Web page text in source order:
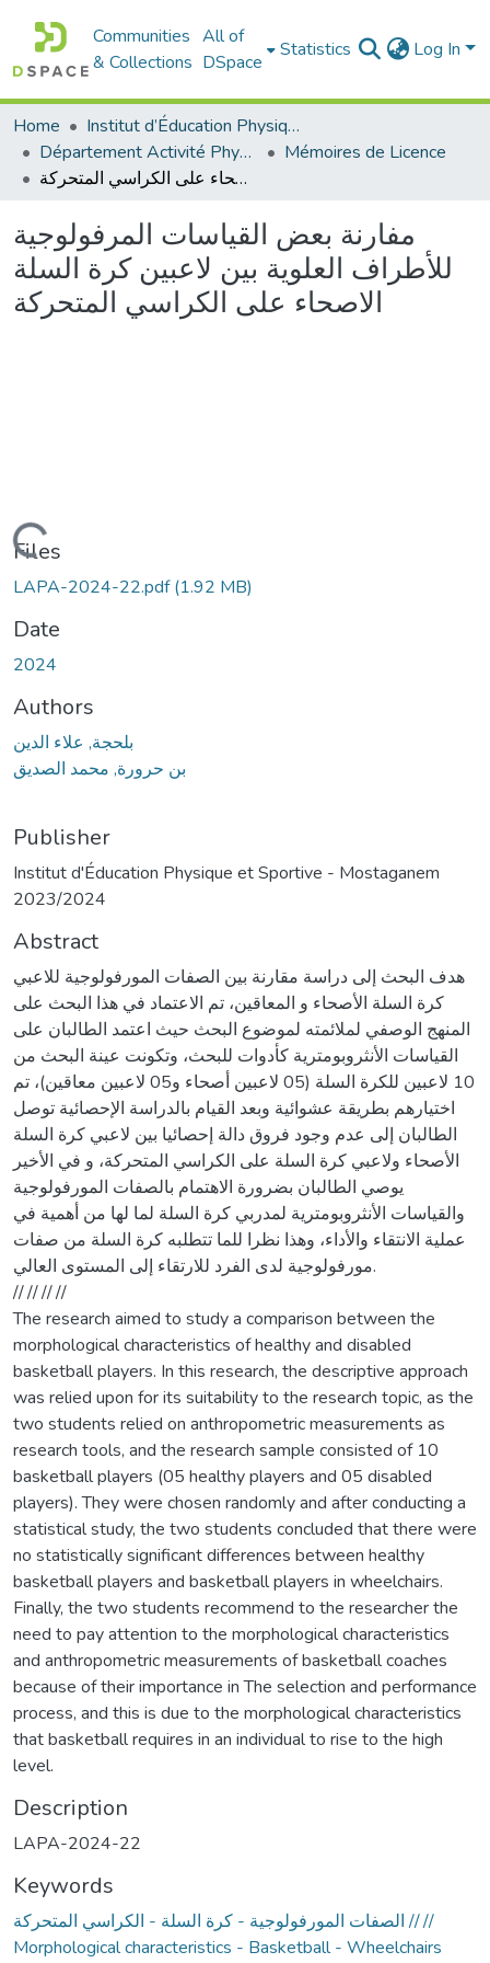
Communities
& Collections
All of
DSpace
Statistics Log In
Home
Institut d’Éducation Physique et Sportive
Département Activité Physique Adaptée (APA)
Mémoires de Licence
مفارنة بعض القياسات المرفولوجية للأطراف العلوية بين لاعبين كرة السلة الاصحاء على الكراسي المتحركة
مفارنة بعض القياسات المرفولوجية
للأطراف العلوية بين لاعبين كرة السلة
الاصحاء على الكراسي المتحركة
Loading...
Files
LAPA-2024-22.pdf(1.92 MB)
Date
2024
Authors
بلحجة, علاء الدين
بن حرورة, محمد الصديق
Publisher
Institut d'Éducation Physique et Sportive - Mostaganem
2023/2024
Abstract
هدف البحث إلى دراسة مقارنة بين الصفات المورفولوجية للاعبي
كرة السلة الأصحاء و المعاقين، تم الاعتماد في هذا البحث على
المنهج الوصفي لملائمته لموضوع البحث حيث اعتمد الطالبان على
القياسات الأنثروبومترية كأدوات للبحث، وتكونت عينة البحث من
10 لاعبين للكرة السلة (05 لاعبين أصحاء و05 لاعبين معاقين)، تم
اختيارهم بطريقة عشوائية وبعد القيام بالدراسة الإحصائية توصل
الطالبان إلى عدم وجود فروق دالة إحصائيا بين لاعبي كرة السلة
الأصحاء ولاعبي كرة السلة على الكراسي المتحركة، و في الأخير
يوصي الطالبان بضرورة الاهتمام بالصفات المورفولوجية
والقياسات الأنثروبومترية لمدربي كرة السلة لما لها من أهمية في
عملية الانتقاء والأداء، وهذا نظرا للما تتطلبه كرة السلة من صفات
مورفولوجية لدى الفرد للارتقاء إلى المستوى العالي.
// // // //
The research aimed to study a comparison between the
morphological characteristics of healthy and disabled
basketball players. In this research, the descriptive approach
was relied upon for its suitability to the research topic, as the
two students relied on anthropometric measurements as
research tools, and the research sample consisted of 10
basketball players (05 healthy players and 05 disabled
players). They were chosen randomly and after conducting a
statistical study, the two students concluded that there were
no statistically significant differences between healthy
basketball players and basketball players in wheelchairs.
Finally, the two students recommend to the researcher the
need to pay attention to the morphological characteristics
and anthropometric measurements of basketball coaches
because of their importance in The selection and performance
process, and this is due to the morphological characteristics
that basketball requires in an individual to rise to the high
level.
Description
LAPA-2024-22
Keywords
الصفات المورفولوجية - كرة السلة - الكراسي المتحركة // //
Morphological characteristics - Basketball - Wheelchairs